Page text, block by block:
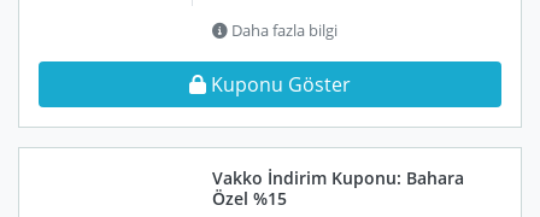
Daha fazla bilgi
Kuponu Göster
Vakko İndirim Kuponu: Bahara
Özel %15